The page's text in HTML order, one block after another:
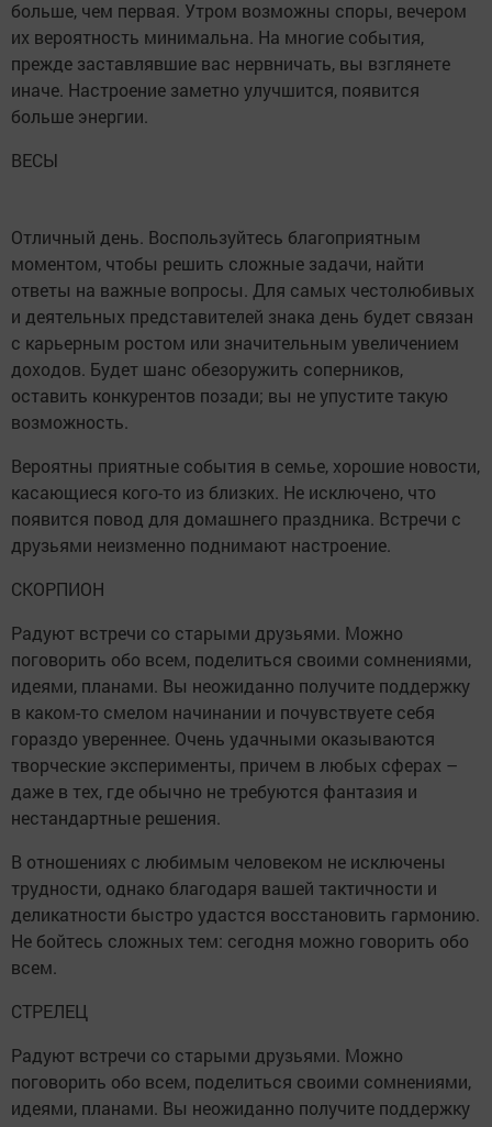
больше, чем первая. Утром возможны споры, вечером
их вероятность минимальна. На многие события,
прежде заставлявшие вас нервничать, вы взглянете
иначе. Настроение заметно улучшится, появится
больше энергии.
ВЕСЫ
Отличный день. Воспользуйтесь благоприятным
моментом, чтобы решить сложные задачи, найти
ответы на важные вопросы. Для самых честолюбивых
и деятельных представителей знака день будет связан
с карьерным ростом или значительным увеличением
доходов. Будет шанс обезоружить соперников,
оставить конкурентов позади; вы не упустите такую
возможность.
Вероятны приятные события в семье, хорошие новости,
касающиеся кого-то из близких. Не исключено, что
появится повод для домашнего праздника. Встречи с
друзьями неизменно поднимают настроение.
СКОРПИОН
Радуют встречи со старыми друзьями. Можно
поговорить обо всем, поделиться своими сомнениями,
идеями, планами. Вы неожиданно получите поддержку
в каком-то смелом начинании и почувствуете себя
гораздо увереннее. Очень удачными оказываются
творческие эксперименты, причем в любых сферах –
даже в тех, где обычно не требуются фантазия и
нестандартные решения.
В отношениях с любимым человеком не исключены
трудности, однако благодаря вашей тактичности и
деликатности быстро удастся восстановить гармонию.
Не бойтесь сложных тем: сегодня можно говорить обо
всем.
СТРЕЛЕЦ
Радуют встречи со старыми друзьями. Можно
поговорить обо всем, поделиться своими сомнениями,
идеями, планами. Вы неожиданно получите поддержку